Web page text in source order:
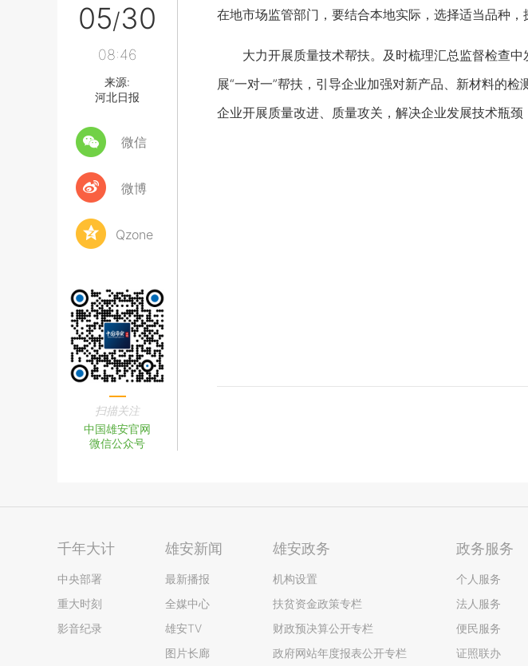
05/30
08:46
来源:
河北日报
微信
微博
Qzone
扫描关注
中国雄安官网
微信公众号
在地市场监管部门，要结合本地实际，选择适当品种，
大力开展质量技术帮扶。及时梳理汇总监督检查中
展“一对一”帮扶，引导企业加强对新产品、新材料的
企业开展质量改进、质量攻关，解决企业发展技术瓶颈
千年大计
中央部署
重大时刻
影音纪录
雄安新闻
最新播报
全媒中心
雄安TV
图片长廊
雄安政务
机构设置
扶贫资金政策专栏
财政预决算公开专栏
政府网站年度报表公开专栏
政务服务
个人服务
法人服务
便民服务
证照联办